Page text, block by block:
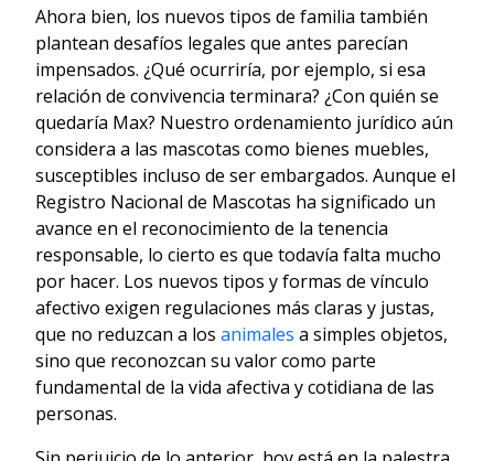
Ahora bien, los nuevos tipos de familia también
plantean desafíos legales que antes parecían
impensados. ¿Qué ocurriría, por ejemplo, si esa
relación de convivencia terminara? ¿Con quién se
quedaría Max? Nuestro ordenamiento jurídico aún
considera a las mascotas como bienes muebles,
susceptibles incluso de ser embargados. Aunque el
Registro Nacional de Mascotas ha significado un
avance en el reconocimiento de la tenencia
responsable, lo cierto es que todavía falta mucho
por hacer. Los nuevos tipos y formas de vínculo
afectivo exigen regulaciones más claras y justas,
que no reduzcan a los animales a simples objetos,
sino que reconozcan su valor como parte
fundamental de la vida afectiva y cotidiana de las
personas.